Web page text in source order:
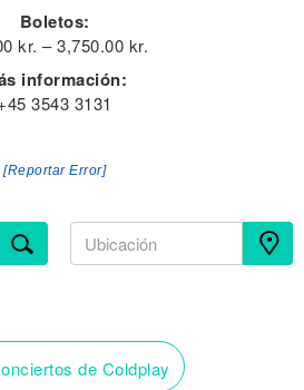
Boletos:
kr. – 3,750.00 kr.
información:
3543 3131
[Reportar Error]
de Coldplay